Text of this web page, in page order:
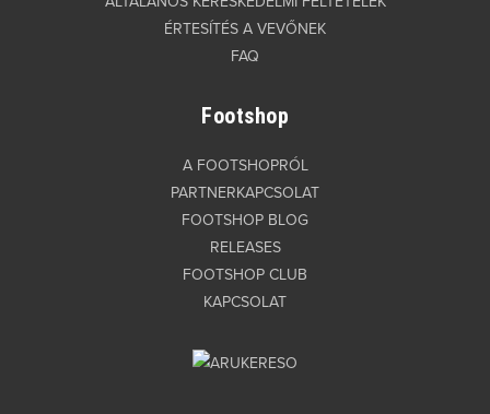
ÉRTESÍTÉS A VEVŐNEK
FAQ
Footshop
A FOOTSHOPRÓL
PARTNERKAPCSOLAT
FOOTSHOP BLOG
RELEASES
FOOTSHOP CLUB
KAPCSOLAT